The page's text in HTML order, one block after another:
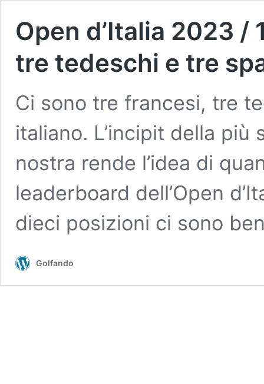
Open d’Italia 2023 /
tre tedeschi e tre
Ci sono tre francesi, tre
italiano. L’incipit della
nostra rende l’idea di
leaderboard dell’Open
dieci posizioni ci sono
Golfando